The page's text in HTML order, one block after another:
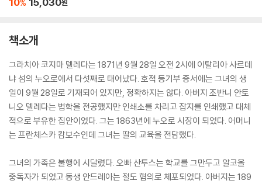
% 원
책소개
그라치아 코지마 델레다는 1871년 9월 28일 오전 2시에 이탈리아 사르데
냐 섬의 누오로에서 다섯째로 태어났다. 호적 등기부 증서에는 그녀의 생
일이 9월 28일로 기재되어 있지만, 정확하지는 않다. 아버지 조반니 안토
니오 델레다는 법학을 전공했지만 인쇄소를 차리고 잡지를 인쇄했고 대체
적으로 부유한 집안이었다. 그는 1863년에 누오로 시장이 되었다. 어머니
는 프란체스카 캄보수인데 그녀는 딸의 교육을 전담했다.
그녀의 가족은 불행에 시달렸다. 오빠 산투스는 학교를 그만두고 알코올
중독자가 되었고 동생 안드레아는 절도 혐의로 체포되었다. 아버지는 189